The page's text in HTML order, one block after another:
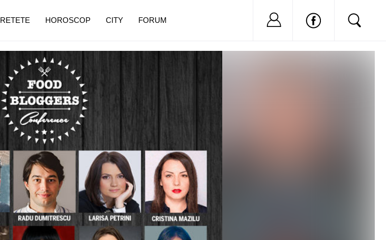
RETETE HOROSCOP CITY FORUM Nu ai cont?
de dureroasă este investigația